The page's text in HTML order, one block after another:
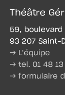
Théâtre
59, boulevard
93 207 Saint-
→ L’équipe
→ tel. 01 48
→ formulaire